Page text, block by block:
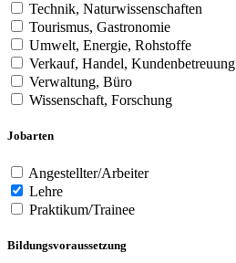
Technik, Naturwissenschaften
Tourismus, Gastronomie
Umwelt, Energie, Rohstoffe
Verkauf, Handel, Kundenbetreuung
Verwaltung, Büro
Wissenschaft, Forschung
Jobarten
Angestellter/Arbeiter
Lehre
Praktikum/Trainee
Bildungsvoraussetzung